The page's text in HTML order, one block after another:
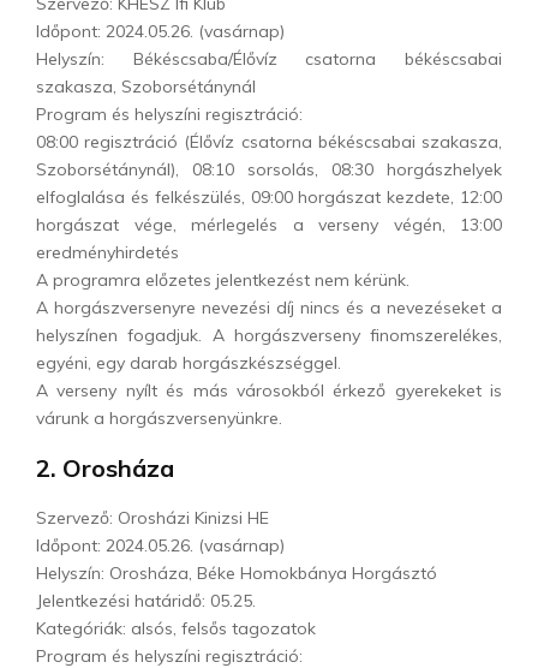
Időpont: 2024.05.26. (vasárnap)
Helyszín: Békéscsaba/Élővíz csatorna békéscsabai
szakasza, Szoborsétánynál
Program és helyszíni regisztráció:
08:00 regisztráció (Élővíz csatorna békéscsabai szakasza,
Szoborsétánynál), 08:10 sorsolás, 08:30 horgászhelyek
elfoglalása és felkészülés, 09:00 horgászat kezdete, 12:00
horgászat vége, mérlegelés a verseny végén, 13:00
eredményhirdetés
A programra előzetes jelentkezést nem kérünk.
A horgászversenyre nevezési díj nincs és a nevezéseket a
helyszínen fogadjuk. A horgászverseny finomszerelékes,
egyéni, egy darab horgászkészséggel.
A verseny nyílt és más városokból érkező gyerekeket is
várunk a horgászversenyünkre.
2. Orosháza
Szervező: Orosházi Kinizsi HE
Időpont: 2024.05.26. (vasárnap)
Helyszín: Orosháza, Béke Homokbánya Horgásztó
Jelentkezési határidő: 05.25.
Kategóriák: alsós, felsős tagozatok
Program és helyszíni regisztráció: